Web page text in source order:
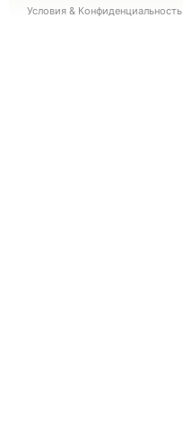
Условия & Конфиденциальность